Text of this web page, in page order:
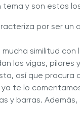
y son estos
por ser un
similitud con
las vigas,
así que procura
ya te lo
y barras.